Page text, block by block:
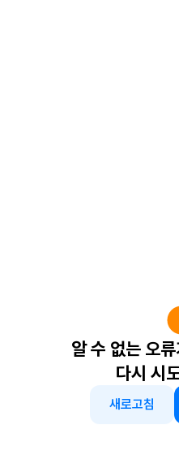
알 수 없는 오
다시 시
새로고침